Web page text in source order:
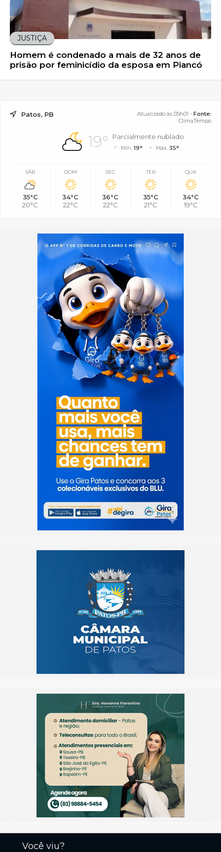
JUSTIÇA
Homem é condenado a mais de 32 anos de
prisão por feminicídio da esposa em Piancó
Patos, PB Atualizado às 05h01 - Fonte:
ClimaTempo
19° Parcialmente nublado
Mín.19° Máx. 35°
SÁB
35°C
20°C
DOM
34°C
22°C
SEG
36°C
22°C
TER
35°C
21°C
QUA
34°C
19°C
Você viu?